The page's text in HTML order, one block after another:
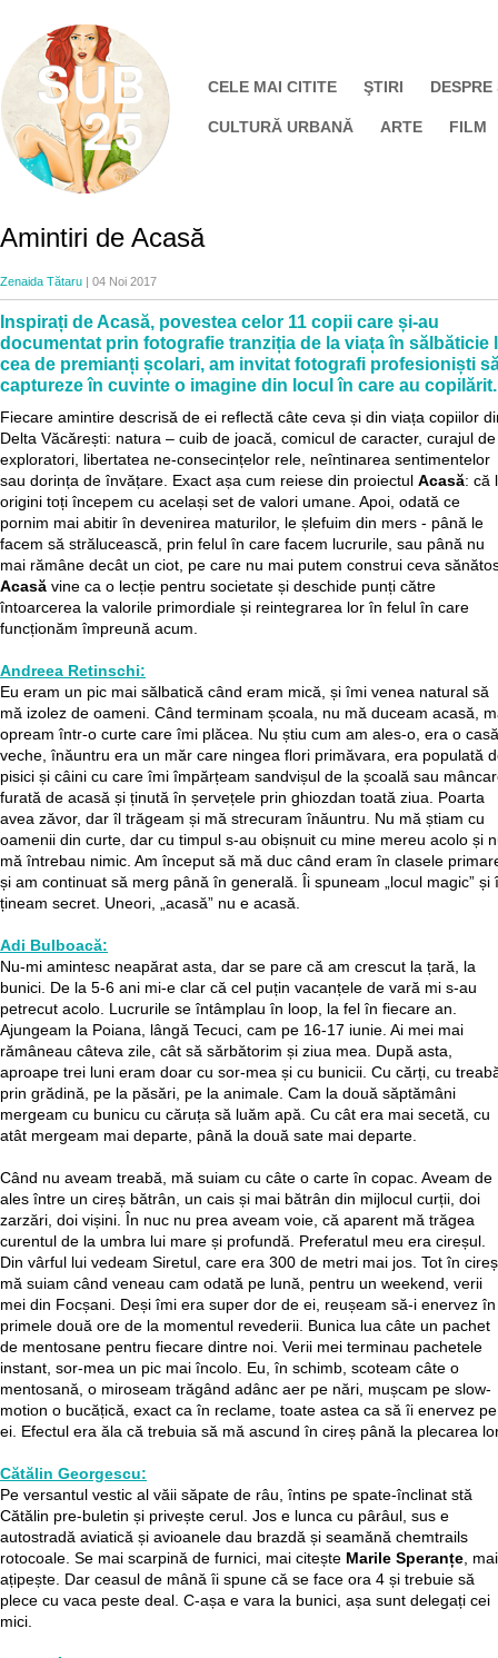
CELE MAI CITITE ŞTIRI DESPRE
CULTURĂ URBANĂ ARTE FILM
Amintiri de Acasă
Zenaida Tătaru | 04 Noi 2017
Inspirați de Acasă, povestea celor 11 copii care și-au
documentat prin fotografie tranziția de la viața în sălbăticie
cea de premianți școlari, am invitat fotografi profesioniști
captureze în cuvinte o imagine din locul în care au copilărit.
Fiecare amintire descrisă de ei reflectă câte ceva și din viața copiilor
Delta Văcărești: natura – cuib de joacă, comicul de caracter, curajul de
exploratori, libertatea ne-consecințelor rele, neîntinarea sentimentelor
sau dorința de învățare. Exact așa cum reiese din proiectul Acasă: că
origini toți începem cu același set de valori umane. Apoi, odată ce
pornim mai abitir în devenirea maturilor, le șlefuim din mers - până le
facem să strălucească, prin felul în care facem lucrurile, sau până nu
mai rămâne decât un ciot, pe care nu mai putem construi ceva
Acasă vine ca o lecție pentru societate și deschide punți către
întoarcerea la valorile primordiale și reintegrarea lor în felul în care
funcționăm împreună acum.
Andreea Retinschi:
Eu eram un pic mai sălbatică când eram mică, și îmi venea natural să
mă izolez de oameni. Când terminam școala, nu mă duceam acasă,
opream într-o curte care îmi plăcea. Nu știu cum am ales-o, era o casă
veche, înăuntru era un măr care ningea flori primăvara, era populată
pisici și câini cu care îmi împărțeam sandvișul de la școală sau
furată de acasă și ținută în șervețele prin ghiozdan toată ziua. Poarta
avea zăvor, dar îl trăgeam și mă strecuram înăuntru. Nu mă știam cu
oamenii din curte, dar cu timpul s-au obișnuit cu mine mereu acolo și
mă întrebau nimic. Am început să mă duc când eram în clasele
și am continuat să merg până în generală. Îi spuneam „locul magic” și
țineam secret. Uneori, „acasă” nu e acasă.
Adi Bulboacă:
Nu-mi amintesc neapărat asta, dar se pare că am crescut la țară, la
bunici. De la 5-6 ani mi-e clar că cel puțin vacanțele de vară mi s-au
petrecut acolo. Lucrurile se întâmplau în loop, la fel în fiecare an.
Ajungeam la Poiana, lângă Tecuci, cam pe 16-17 iunie. Ai mei mai
rămâneau câteva zile, cât să sărbătorim și ziua mea. După asta,
aproape trei luni eram doar cu sor-mea și cu bunicii. Cu cărți, cu
prin grădină, pe la păsări, pe la animale. Cam la două săptămâni
mergeam cu bunicu cu căruța să luăm apă. Cu cât era mai secetă, cu
atât mergeam mai departe, până la două sate mai departe.
Când nu aveam treabă, mă suiam cu câte o carte în copac. Aveam de
ales între un cireș bătrân, un cais și mai bătrân din mijlocul curții, doi
zarzări, doi vișini. În nuc nu prea aveam voie, că aparent mă trăgea
curentul de la umbra lui mare și profundă. Preferatul meu era cireșul.
Din vârful lui vedeam Siretul, care era 300 de metri mai jos. Tot în cireș
mă suiam când veneau cam odată pe lună, pentru un weekend, verii
mei din Focșani. Deși îmi era super dor de ei, reușeam să-i enervez în
primele două ore de la momentul revederii. Bunica lua câte un pachet
de mentosane pentru fiecare dintre noi. Verii mei terminau pachetele
instant, sor-mea un pic mai încolo. Eu, în schimb, scoteam câte o
mentosană, o miroseam trăgând adânc aer pe nări, mușcam pe slow-
motion o bucățică, exact ca în reclame, toate astea ca să îi enervez pe
ei. Efectul era ăla că trebuia să mă ascund în cireș până la plecarea
Cătălin Georgescu:
Pe versantul vestic al văii săpate de râu, întins pe spate-înclinat stă
Cătălin pre-buletin și privește cerul. Jos e lunca cu pârâul, sus e
autostradă aviatică și avioanele dau brazdă și seamănă chemtrails
rotocoale. Se mai scarpină de furnici, mai citește Marile Speranțe, mai
ațipește. Dar ceasul de mână îi spune că se face ora 4 și trebuie să
plece cu vaca peste deal. C-așa e vara la bunici, așa sunt delegați cei
mici.